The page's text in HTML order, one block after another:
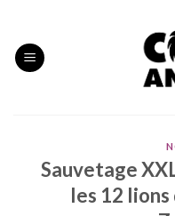
content
Sauvetage
les 12